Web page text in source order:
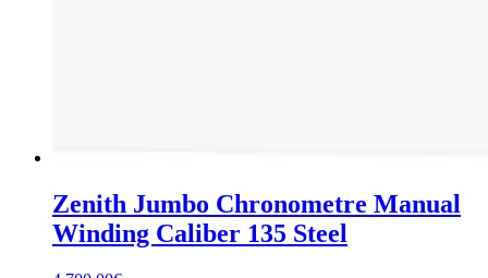
Zenith Jumbo Chronometre Manual
Winding Caliber 135 Steel